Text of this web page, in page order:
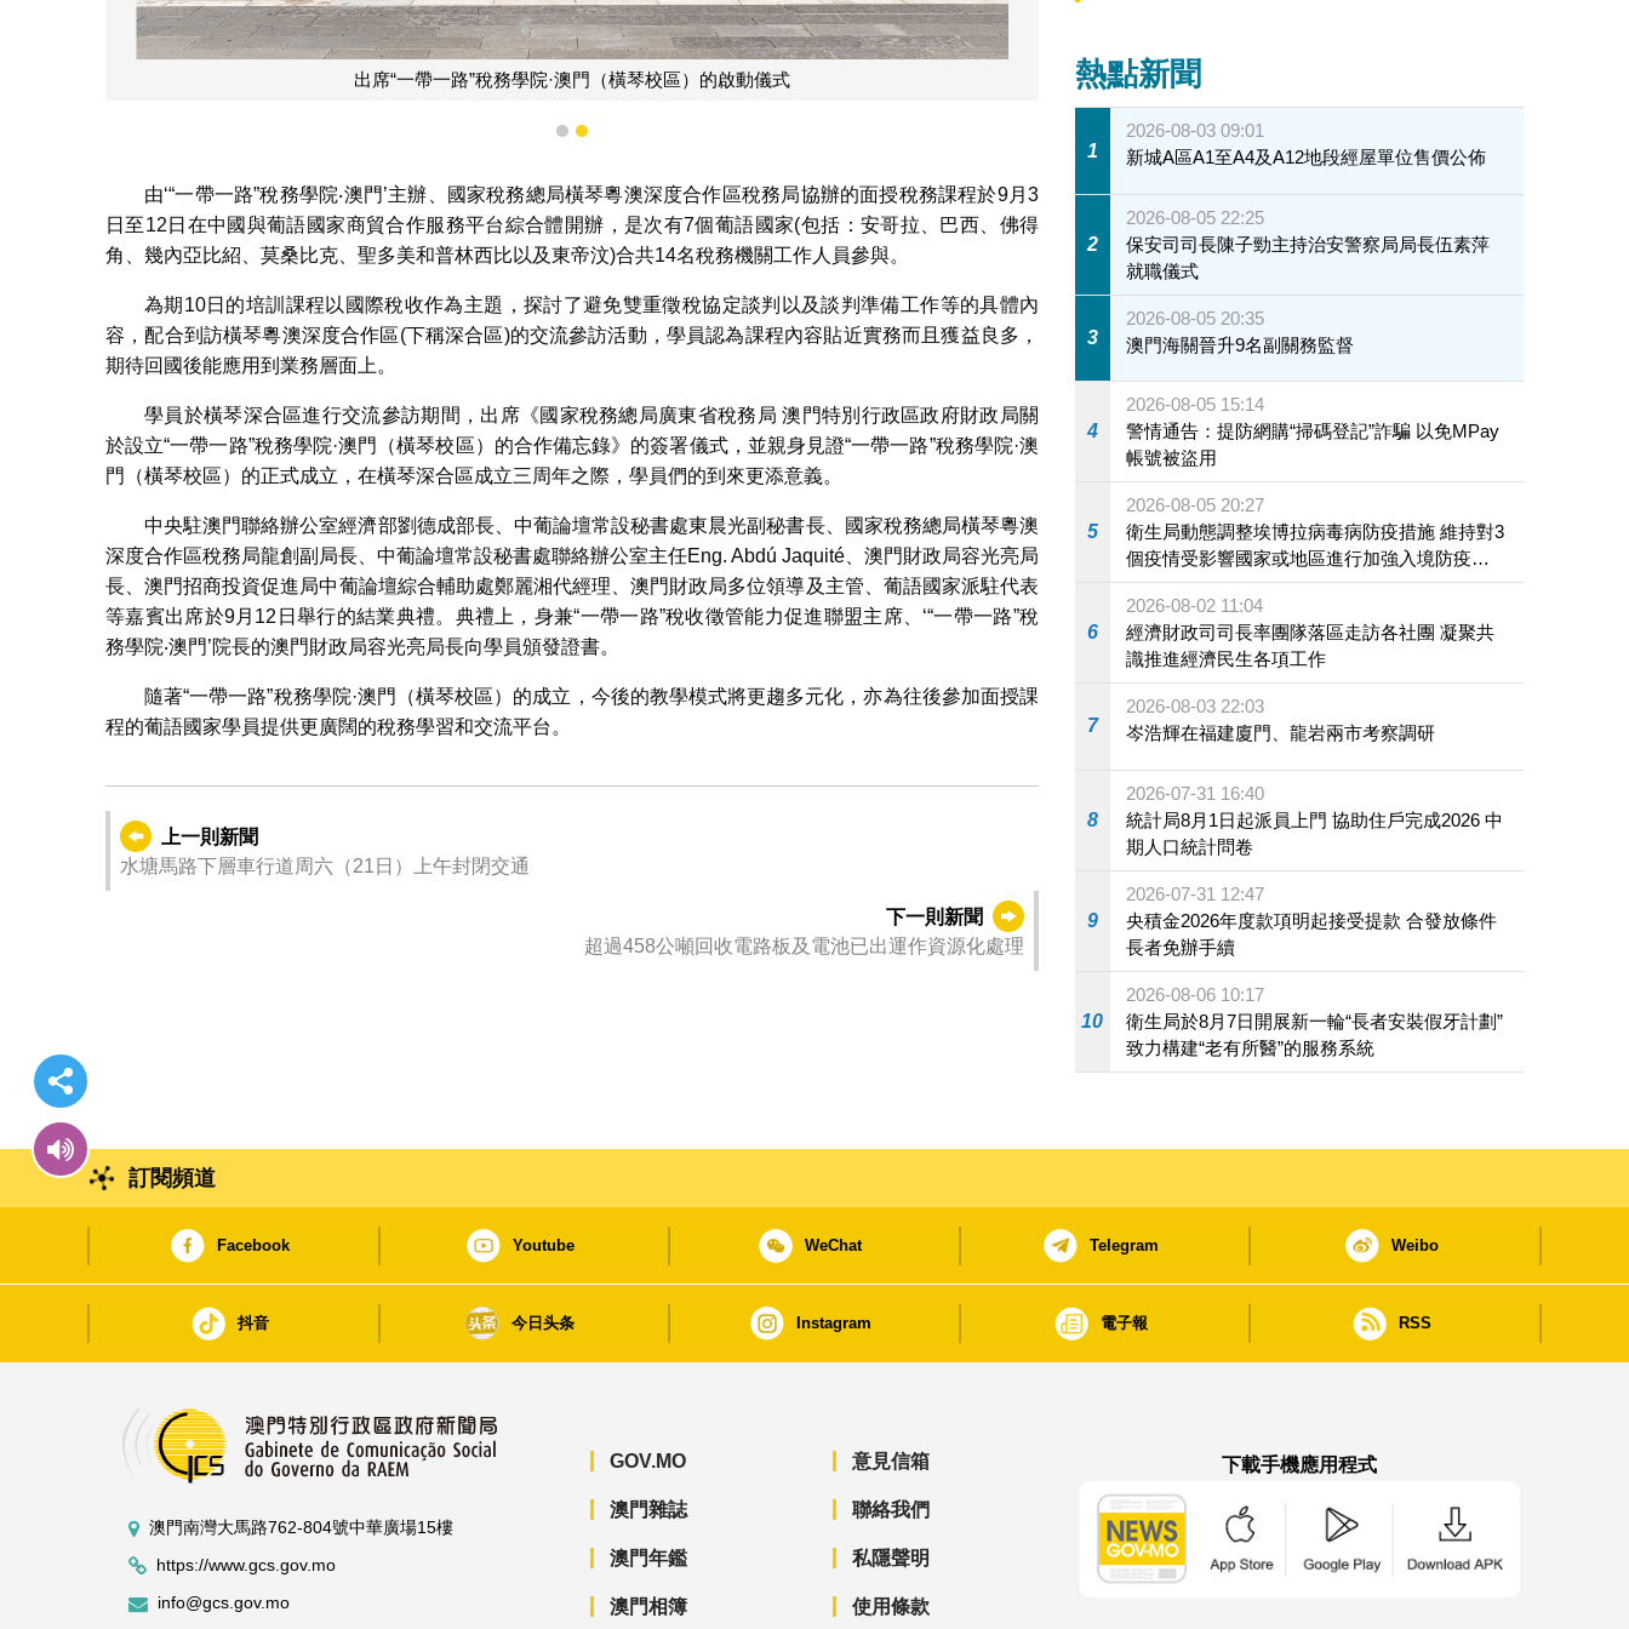
出席“一帶一路”稅務學院·澳門（橫琴校區）的啟動儀式
1 2
由‘“一帶一路”稅務學院‧澳門’主辦、國家稅務總局橫琴粵澳深度合作區稅務局協辦的面授稅務課程於9月3
日至12日在中國與葡語國家商貿合作服務平台綜合體開辦，是次有7個葡語國家(包括：安哥拉、巴西、佛得
角、幾內亞比紹、莫桑比克、聖多美和普林西比以及東帝汶)合共14名稅務機關工作人員參與。
為期10日的培訓課程以國際稅收作為主題，探討了避免雙重徵稅協定談判以及談判準備工作等的具體內
容，配合到訪橫琴粵澳深度合作區(下稱深合區)的交流參訪活動，學員認為課程內容貼近實務而且獲益良多，
期待回國後能應用到業務層面上。
學員於橫琴深合區進行交流參訪期間，出席《國家稅務總局廣東省稅務局 澳門特別行政區政府財政局關
於設立“一帶一路”稅務學院·澳門（橫琴校區）的合作備忘錄》的簽署儀式，並親身見證“一帶一路”稅務學院·澳
門（橫琴校區）的正式成立，在橫琴深合區成立三周年之際，學員們的到來更添意義。
中央駐澳門聯絡辦公室經濟部劉德成部長、中葡論壇常設秘書處東晨光副秘書長、國家稅務總局橫琴粵澳
深度合作區稅務局龍創副局長、中葡論壇常設秘書處聯絡辦公室主任Eng. Abdú Jaquité、澳門財政局容光亮局
長、澳門招商投資促進局中葡論壇綜合輔助處鄭麗湘代經理、澳門財政局多位領導及主管、葡語國家派駐代表
等嘉賓出席於9月12日舉行的結業典禮。典禮上，身兼“一帶一路”稅收徵管能力促進聯盟主席、‘“一帶一路”稅
務學院‧澳門’院長的澳門財政局容光亮局長向學員頒發證書。
隨著“一帶一路”稅務學院·澳門（橫琴校區）的成立，今後的教學模式將更趨多元化，亦為往後參加面授課
程的葡語國家學員提供更廣闊的稅務學習和交流平台。
上一則新聞
水塘馬路下層車行道周六（21日）上午封閉交通
下一則新聞
超過458公噸回收電路板及電池已出運作資源化處理
熱點新聞
1
2026-08-03 09:01
新城A區A1至A4及A12地段經屋單位售價公佈
2
2026-08-05 22:25
保安司司長陳子勁主持治安警察局局長伍素萍
就職儀式
3
2026-08-05 20:35
澳門海關晉升9名副關務監督
4
2026-08-05 15:14
警情通告：提防網購“掃碼登記”詐騙 以免MPay
帳號被盜用
5
2026-08-05 20:27
衛生局動態調整埃博拉病毒病防疫措施 維持對3
個疫情受影響國家或地區進行加強入境防疫措
施
6
2026-08-02 11:04
經濟財政司司長率團隊落區走訪各社團 凝聚共
識推進經濟民生各項工作
7
2026-08-03 22:03
岑浩輝在福建廈門、龍岩兩市考察調研
8
2026-07-31 16:40
統計局8月1日起派員上門 協助住戶完成2026 中
期人口統計問卷
9
2026-07-31 12:47
央積金2026年度款項明起接受提款 合發放條件
長者免辦手續
10
2026-08-06 10:17
衛生局於8月7日開展新一輪“長者安裝假牙計劃”
致力構建“老有所醫”的服務系統
訂閱頻道
Facebook Youtube WeChat Telegram Weibo
抖音 今日头条 Instagram 電子報 RSS
澳門南灣大馬路762-804號中華廣場15樓
https://www.gcs.gov.mo
info@gcs.gov.mo
GOV.MO
澳門雜誌
澳門年鑑
澳門相簿
意見信箱
聯絡我們
私隱聲明
使用條款
下載手機應用程式